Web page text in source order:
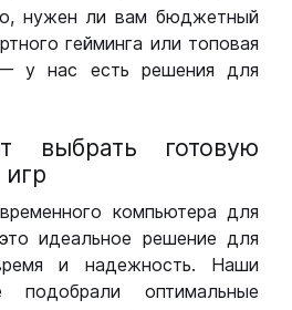
нужен ли вам бюджетный
гейминга или топовая
у нас есть решения для
выбрать готовую
компьютера для
идеальное решение для
и надежность. Наши
подобрали оптимальные